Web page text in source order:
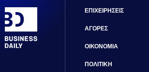
ΕΠΙΧΕΙΡΗΣΕΙΣ
ΑΓΟΡΕΣ
ΟΙΚΟΝΟΜΙΑ
ΠΟΛΙΤΙΚΗ